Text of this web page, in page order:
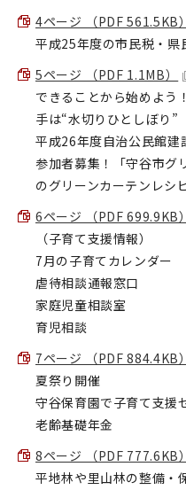
4ページ （PDF 561.5KB）
平成25年度の市民税・県
5ページ （PDF 1.1MB）
できることから始めよ
手は“水切りひとしぼり”
平成26年度自治公民館建
参加者募集！「守谷市グ
のグリーンカーテンレシ
6ページ （PDF 699.9KB）
（子育て支援情報）
7月の子育てカレンダー
虐待相談通報窓口
家庭児童相談室
育児相談
7ページ （PDF 884.4KB）
夏祭り開催
守谷保育園で子育て支援
老齢基礎年金
8ページ （PDF 777.6KB）
平地林や里山林の整備・